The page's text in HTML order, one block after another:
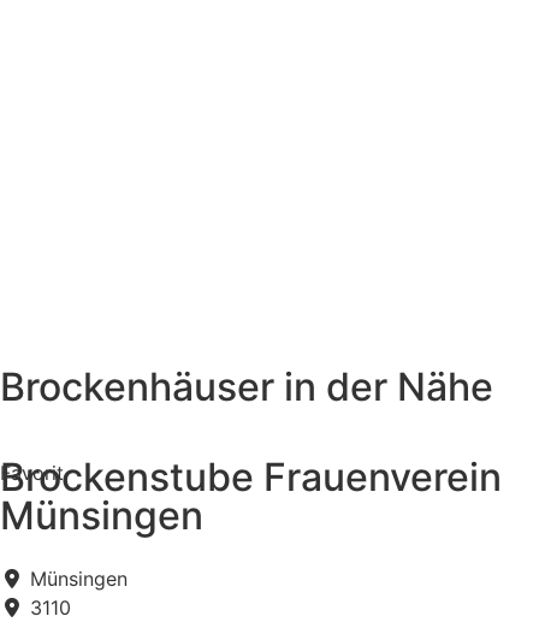
Brockenhäuser in der Nähe
Favorit
Brockenstube Frauenverein
Münsingen
Münsingen
3110